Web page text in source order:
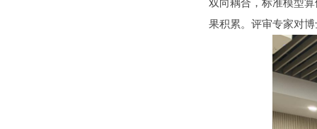
双向耦合，标准模型
果积累。评审专家对